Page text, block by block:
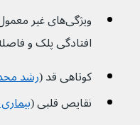
ویژگی‌های غیر
افتادگی پلک و
کوتاهی قد (رشد
نقایص قلبی (